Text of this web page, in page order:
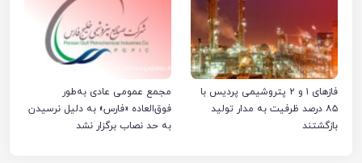
فازهای ۱ و ۲ پتروشیمی پردیس با
۸۵ درصد ظرفیت به مدار تولید
بازگشتند
مجمع عمومی عادی به‌طور
فوق‌العاده «فارس» به دلیل نرسیدن
به حد نصاب برگزار نشد